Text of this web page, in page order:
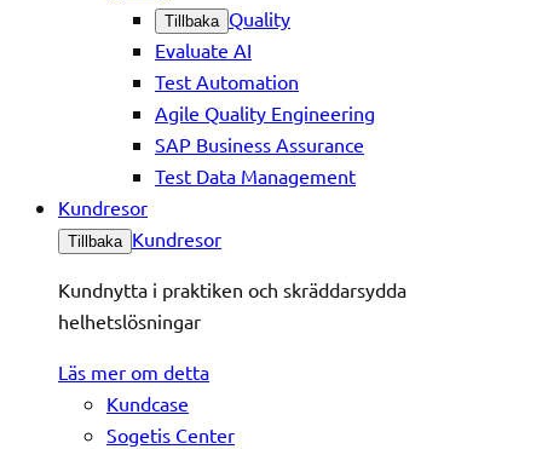
Tillbaka Quality
Evaluate AI
Test Automation
Agile Quality Engineering
SAP Business Assurance
Test Data Management
Kundresor
Tillbaka Kundresor
Kundnytta i praktiken och skräddarsydda
helhetslösningar
Läs mer om detta
Kundcase
Sogetis Center